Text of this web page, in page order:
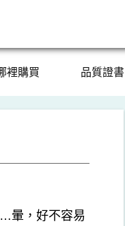
裡購買 品質證書
暈，好不容易